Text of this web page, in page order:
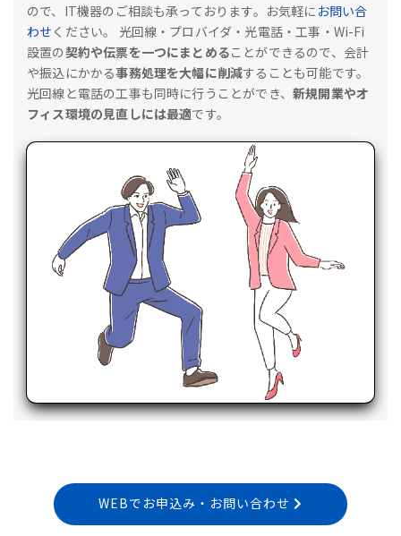
ので、IT機器のご相談も承っております。お気軽に お問い合
わせ ください。
光回線・プロバイダ・光電話・工事・Wi-Fi
設置の契約や伝票を一つにまとめることができるので、会計
や振込にかかる事務処理を大幅に削減することも可能です。
光回線と電話の工事も同時に行うことができ、 新規開業やオ
フィス環境の見直しには最適です。
WEBでお申込み・お問い合わせ